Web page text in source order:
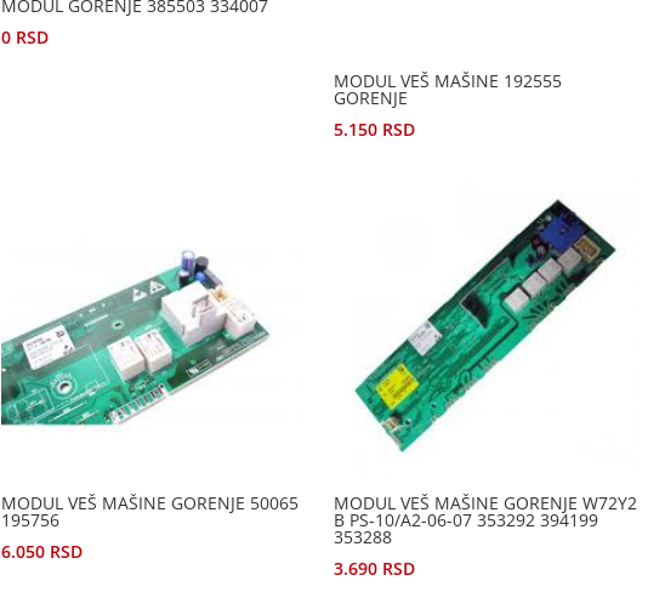
MODUL GORENJE 385503 334007
0 RSD
MODUL VEŠ MAŠINE 192555
GORENJE
5.150 RSD
MODUL VEŠ MAŠINE GORENJE 50065
195756
6.050 RSD
MODUL VEŠ MAŠINE GORENJE W72Y2
B PS-10/A2-06-07 353292 394199
353288
3.690 RSD